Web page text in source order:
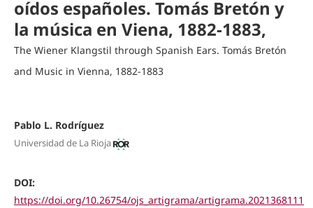
oídos españoles. Tomás Bretón y
la música en Viena, 1882-1883,
The Wiener Klangstil through Spanish Ears. Tomás Bretón
and Music in Vienna, 1882-1883
Pablo L. Rodríguez
Universidad de La Rioja
DOI:
https://doi.org/10.26754/ojs_artigrama/artigrama.2021368111